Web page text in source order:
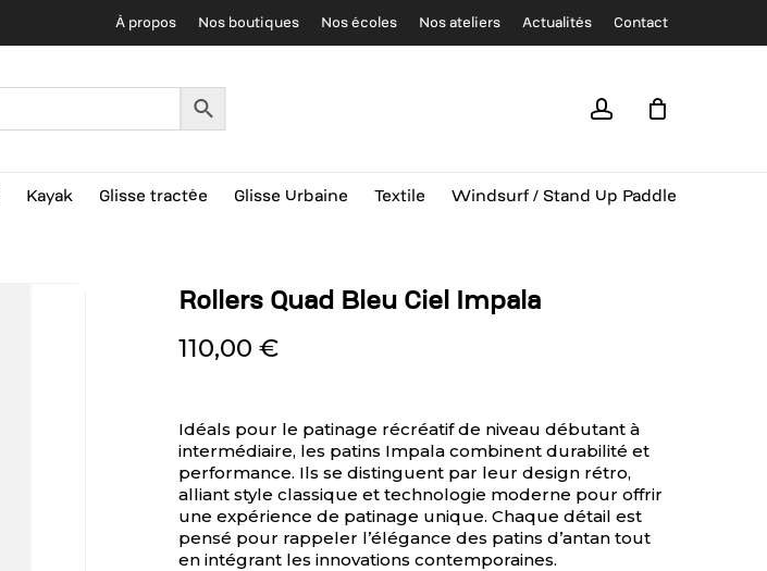
À propos Nos boutiques Nos écoles Nos ateliers Actualités Contact
account
Kayak Glisse tractée Glisse Urbaine Textile Windsurf / Stand Up Paddle
Cart Close
Rollers Quad Bleu Ciel Impala
110,00€
Idéals pour le patinage récréatif de niveau débutant à
intermédiaire, les patins Impala combinent durabilité et
performance. Ils se distinguent par leur design rétro,
alliant style classique et technologie moderne pour offrir
une expérience de patinage unique. Chaque détail est
pensé pour rappeler l’élégance des patins d’antan tout
en intégrant les innovations contemporaines.